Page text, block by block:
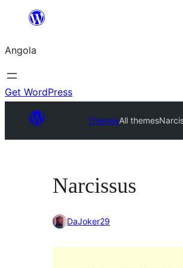
Saltar
o
conteúdo
Angola
Get WordPress
ThemesAll themes
Narcissus
DaJoker29